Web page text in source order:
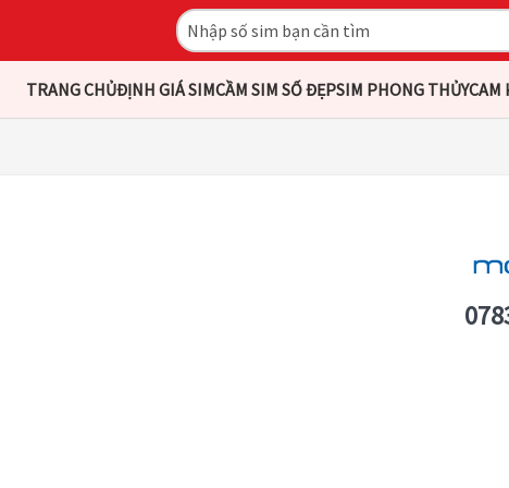
TRANG CHỦĐỊNH GIÁ SIMCẦM SIM SỐ ĐẸPSIM PHONG THỦYCAM